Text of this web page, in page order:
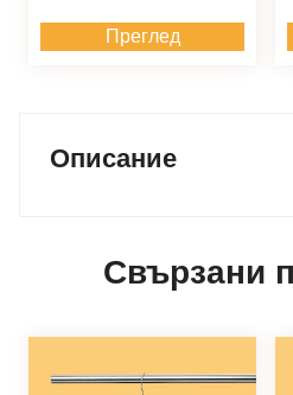
Преглед
Описание
Свързани